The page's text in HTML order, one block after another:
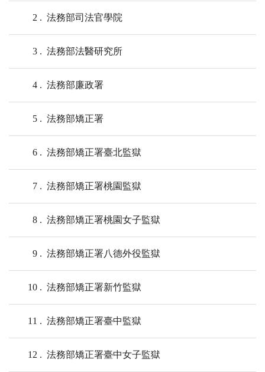
2 法務部司法官學院
3 法務部法醫研究所
4 法務部廉政署
5 法務部矯正署
6 法務部矯正署臺北監獄
7 法務部矯正署桃園監獄
8 法務部矯正署桃園女子監獄
9 法務部矯正署八德外役監獄
10 法務部矯正署新竹監獄
11 法務部矯正署臺中監獄
12 法務部矯正署臺中女子監獄